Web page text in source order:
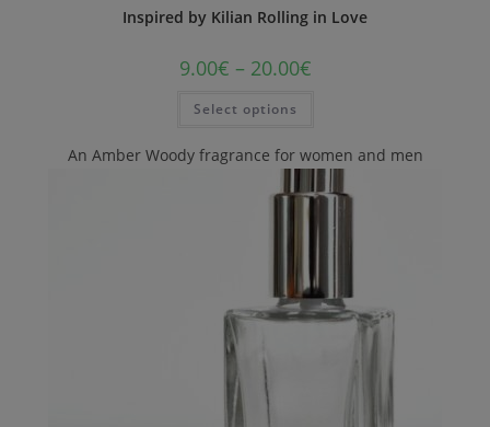
Inspired by Kilian Rolling in Love
9.00€ – 20.00€
Select options
An Amber Woody fragrance for women and men